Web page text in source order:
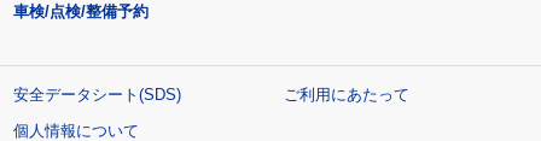
車検/点検/整備予約
安全データシート(SDS)
ご利用にあたって
個人情報について